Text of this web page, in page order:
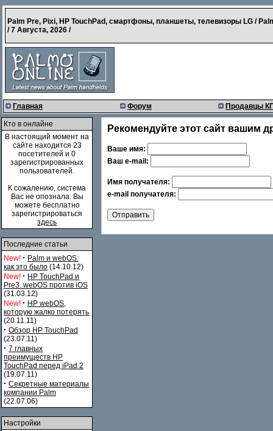
Palm Pre, Pixi, HP TouchPad, смартфоны, планшеты, телевизоры LG /
/7 Августа, 2026 /
Главная Форум Продавцы
Кто в онлайне
В настоящий момент на
сайте находится 23
посетителей и 0
зарегистрированных
пользователей.
К сожалению, система
Вас не опознала. Вы
можете бесплатно
зарегистрироваться
здесь
Последние статьи
New! · Palm и webOS:
как это было (14.10.12)
New! · HP TouchPad и
Pre3. webOS против iOS
(31.03.12)
New! · HP webOS,
которую жалко потерять
(20.11.11)
· Обзор HP TouchPad
(23.07.11)
· 7 главных
преимуществ HP
TouchPad перед iPad 2
(19.07.11)
· Секретные материалы
компании Palm
(22.07.06)
Настройки
Рекомендуйте этот сайт вашим
Ваше имя:
Ваш e-mail:
Имя получателя:
e-mail получателя: